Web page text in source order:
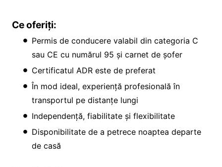
Ce oferiți:
Permis de conducere valabil din categoria C
sau CE cu numărul 95 și carnet de șofer
Certificatul ADR este de preferat
În mod ideal, experiență profesională în
transportul pe distanțe lungi
Independență, fiabilitate și flexibilitate
Disponibilitate de a petrece noaptea departe
de casă